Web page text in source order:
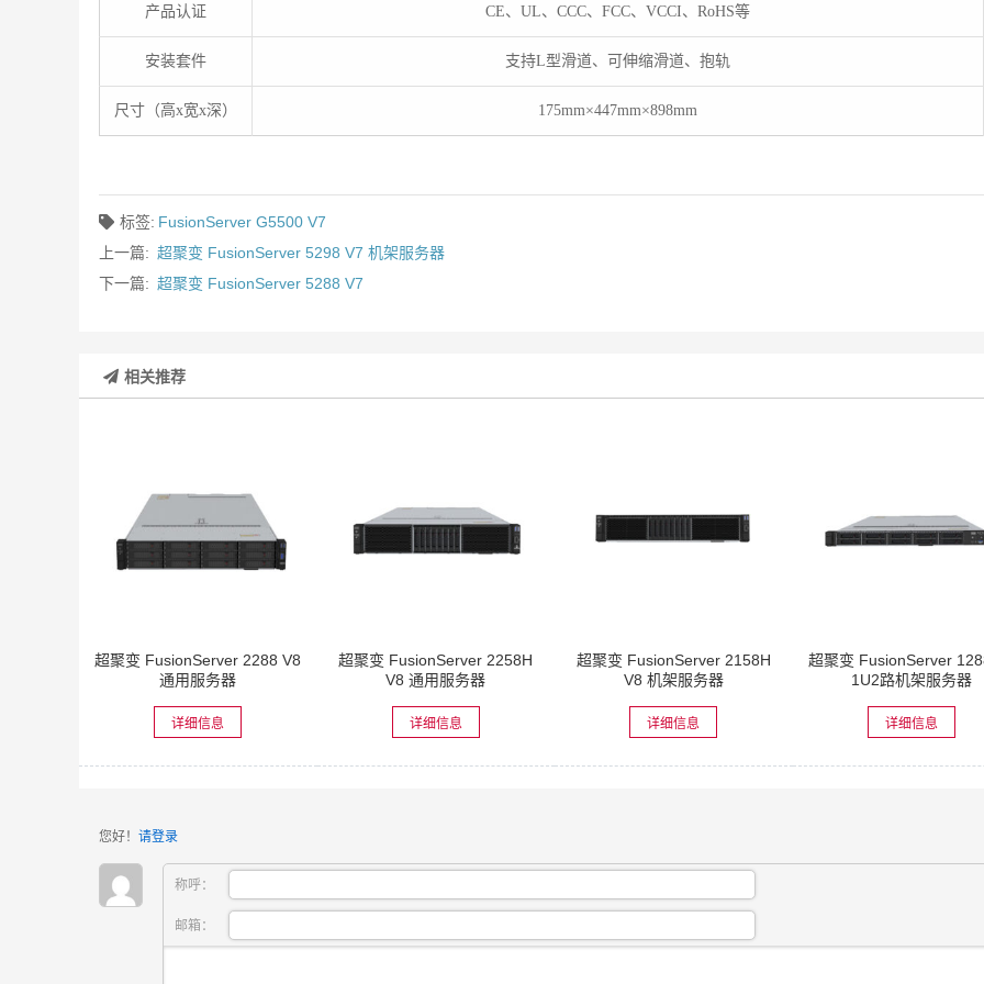
产品认证 CE、 UL、 CCC、 FCC、 VCCI、 RoHS等
安装套件 支持L型滑道、可伸缩滑道、抱轨
尺寸（高x宽x深） 175mm×447mm×898mm
标签: FusionServer G5500 V7
上一篇: 超聚变 FusionServer 5298 V7 机架服务器
下一篇: 超聚变 FusionServer 5288 V7
相关推荐
超聚变 FusionServer 2288 V8
通用服务器
详细信息
超聚变 FusionServer 2258H
V8 通用服务器
详细信息
超聚变 FusionServer 2158H
V8 机架服务器
详细信息
超聚变 FusionServer
1U2路机架服务器
详细信息
您好！ 请登录
称呼：
邮箱：